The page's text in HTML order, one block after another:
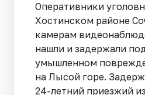
Оперативники
Хостинском районе
камерам
нашли и задержали
умышленном
на Лысой горе.
24-летний приезжий